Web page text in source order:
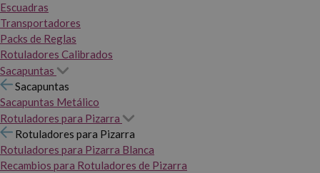
Escuadras
Transportadores
Packs de Reglas
Rotuladores Calibrados
Sacapuntas
Sacapuntas
Sacapuntas Metálico
Rotuladores para Pizarra
Rotuladores para Pizarra
Rotuladores para Pizarra Blanca
Recambios para Rotuladores de Pizarra